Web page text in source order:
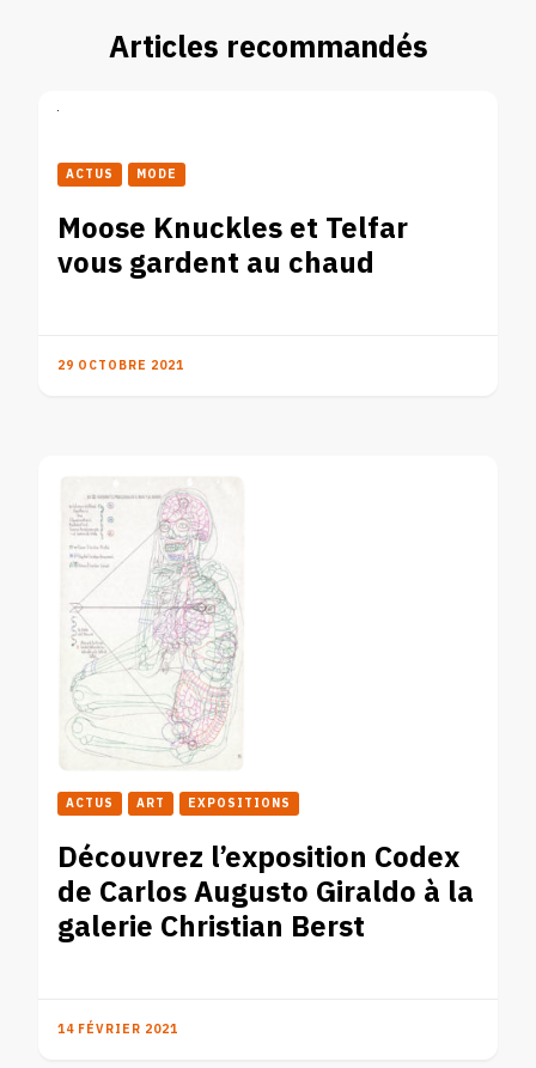
Articles recommandés
ACTUS MODE
Moose Knuckles et Telfar
vous gardent au chaud
29 OCTOBRE 2021
ACTUS ART EXPOSITIONS
Découvrez l’exposition Codex
de Carlos Augusto Giraldo à la
galerie Christian Berst
14 FÉVRIER 2021